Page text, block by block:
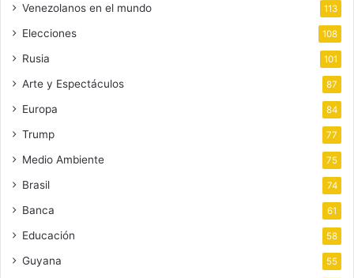
Venezolanos en el mundo 113
Elecciones 108
Rusia 101
Arte y Espectáculos 87
Europa 84
Trump 77
Medio Ambiente 75
Brasil 74
Banca 61
Educación 58
Guyana 55